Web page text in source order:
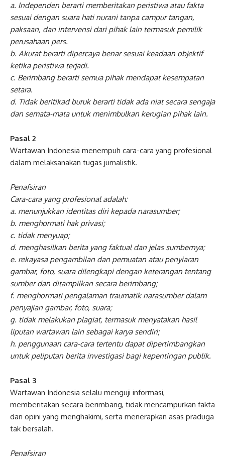
a. Independen berarti memberitakan peristiwa atau fakta
sesuai dengan suara hati nurani tanpa campur tangan,
paksaan, dan intervensi dari pihak lain termasuk pemilik
perusahaan pers.
b. Akurat berarti dipercaya benar sesuai keadaan objektif
ketika peristiwa terjadi.
c. Berimbang berarti semua pihak mendapat kesempatan
setara.
d. Tidak beritikad buruk berarti tidak ada niat secara sengaja
dan semata-mata untuk menimbulkan kerugian pihak lain.
Pasal 2
Wartawan Indonesia menempuh cara-cara yang profesional
dalam melaksanakan tugas jurnalistik.
Penafsiran
Cara-cara yang profesional adalah:
a. menunjukkan identitas diri kepada narasumber;
b. menghormati hak privasi;
c. tidak menyuap;
d. menghasilkan berita yang faktual dan jelas sumbernya;
e. rekayasa pengambilan dan pemuatan atau penyiaran
gambar, foto, suara dilengkapi dengan keterangan tentang
sumber dan ditampilkan secara berimbang;
f. menghormati pengalaman traumatik narasumber dalam
penyajian gambar, foto, suara;
g. tidak melakukan plagiat, termasuk menyatakan hasil
liputan wartawan lain sebagai karya sendiri;
h. penggunaan cara-cara tertentu dapat dipertimbangkan
untuk peliputan berita investigasi bagi kepentingan publik.
Pasal 3
Wartawan Indonesia selalu menguji informasi,
memberitakan secara berimbang, tidak mencampurkan fakta
dan opini yang menghakimi, serta menerapkan asas praduga
tak bersalah.
Penafsiran